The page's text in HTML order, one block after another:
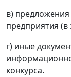
в)
предприятия (в
г) иные
конкурса.